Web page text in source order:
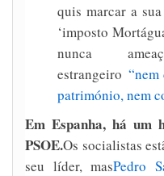
quis marcar a
‘imposto
nunca
estrangeiro
património, nem
Em Espanha, há um
PSOE.Os socialistas
seu líder, masPedro